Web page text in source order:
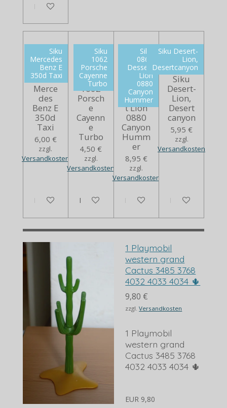
In den Warenkorb
Siku
Mercedes
Benz E
350d Taxi
Siku
Merce
des
Benz E
350d
Taxi
6,00 €
zzgl.
Versandkosten
In den Warenkorb
Siku
1062
Porsche
Cayenne
Turbo
Siku
1062
Porsch
e
Cayenn
e
Turbo
4,50 €
zzgl.
Versandkosten
In den Warenkorb
Siku
0869
Dessert
Lion
0880
Canyon
Hummer
Siku
0869
Desser
t Lion
0880
Canyon
Humm
er
8,95 €
zzgl.
Versandkosten
Bei Verfügbarkeit
Siku Desert-
Lion,
Desertcanyon
Siku
Desert-
Lion,
Desert
canyon
5,95 €
zzgl.
Versandkosten
Bei
1 Playmobil
western grand
Cactus 3485 3768
4032 4033 4034 🌵
9,80 €
zzgl.Versandkosten
1 Playmobil
western grand
Cactus 3485 3768
4032 4033 4034 🌵
EUR 9,80